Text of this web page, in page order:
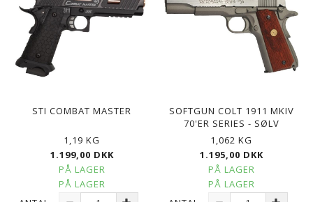
STI COMBAT MASTER
1,19 KG
1.199,00 DKK
PÅ LAGER
PÅ LAGER
SOFTGUN COLT 1911 MKIV
70'ER SERIES - SØLV
1,062 KG
1.195,00 DKK
PÅ LAGER
PÅ LAGER